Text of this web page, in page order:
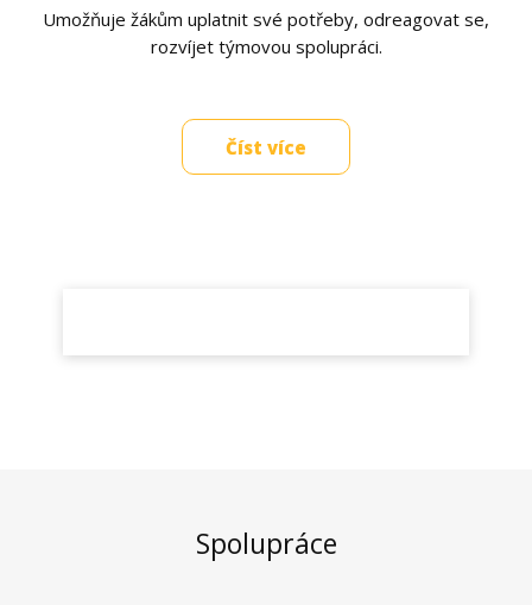
Umožňuje žákům uplatnit své potřeby, odreagovat se,
rozvíjet týmovou spolupráci.
Číst více
Spolupráce